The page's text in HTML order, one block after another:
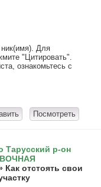
ник(имя). Для
"Цитировать".
ознакомьтесь с
Тарусский р-он
Как отстоять свои